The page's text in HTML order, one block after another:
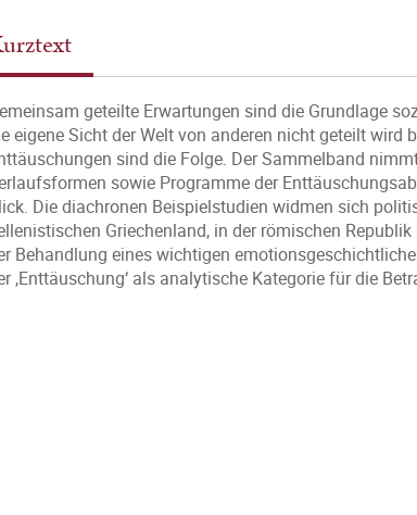
geteilte Erwartungen sind die Grundlage
eigene Sicht der Welt von anderen nicht geteilt
sind die Folge. Der Sammelband
sowie Programme der
Die diachronen Beispielstudien widmen sich
Griechenland, in der römischen
Behandlung eines wichtigen
‚Enttäuschung‘ als analytische Kategorie für die